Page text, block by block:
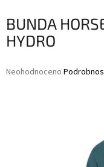
BUNDA
HYDRO
Průměrné
Neohodnoceno